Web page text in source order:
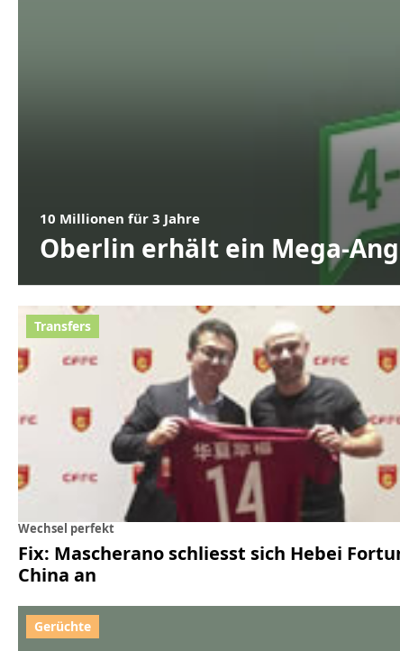
10 Millionen für 3 Jahre
Oberlin erhält ein Mega-
Wechsel perfekt
Fix: Mascherano schliesst sich Hebei
China an